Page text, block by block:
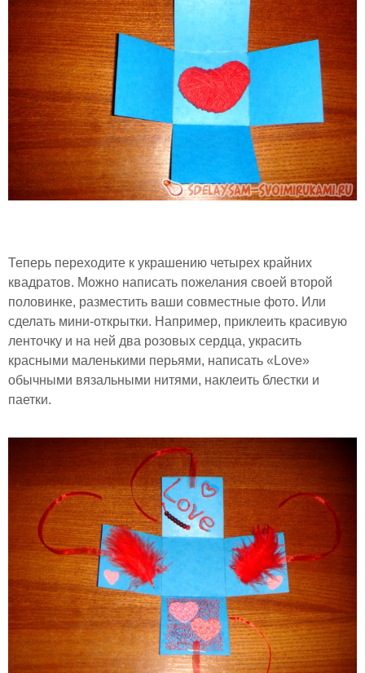
Теперь переходите к украшению четырех крайних
квадратов. Можно написать пожелания своей второй
половинке, разместить ваши совместные фото. Или
сделать мини-открытки. Например, приклеить красивую
ленточку и на ней два розовых сердца, украсить
красными маленькими перьями, написать «Love»
обычными вязальными нитями, наклеить блестки и
паетки.